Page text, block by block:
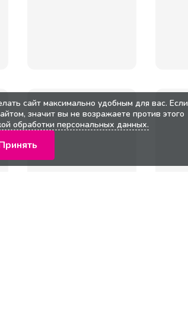
сайт максимально удобным для вас. Если
значит вы не возражаете против этого
обработки персональных данных.